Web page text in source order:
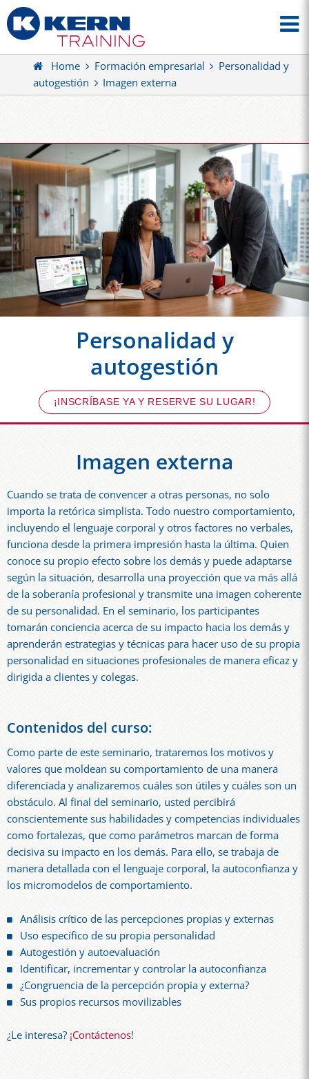
Home Formación empresarial
Personalidad y
autogestión
Imagen externa
Personalidad y
autogestión
¡INSCRÍBASE YA Y RESERVE SU LUGAR!
Imagen externa
Cuando se trata de convencer a otras personas, no solo
importa la retórica simplista. Todo nuestro comportamiento,
incluyendo el lenguaje corporal y otros factores no verbales,
funciona desde la primera impresión hasta la última. Quien
conoce su propio efecto sobre los demás y puede adaptarse
según la situación, desarrolla una proyección que va más allá
de la soberanía profesional y transmite una imagen coherente
de su personalidad. En el seminario, los participantes
tomarán conciencia acerca de su impacto hacia los demás y
aprenderán estrategias y técnicas para hacer uso de su propia
personalidad en situaciones profesionales de manera eficaz y
dirigida a clientes y colegas.
Contenidos del curso:
Como parte de este seminario, trataremos los motivos y
valores que moldean su comportamiento de una manera
diferenciada y analizaremos cuáles son útiles y cuáles son un
obstáculo. Al final del seminario, usted percibirá
conscientemente sus habilidades y competencias individuales
como fortalezas, que como parámetros marcan de forma
decisiva su impacto en los demás. Para ello, se trabaja de
manera detallada con el lenguaje corporal, la autoconfianza y
los micromodelos de comportamiento.
Análisis crítico de las percepciones propias y externas
Uso específico de su propia personalidad
Autogestión y autoevaluación
Identificar, incrementar y controlar la autoconfianza
¿Congruencia de la percepción propia y externa?
Sus propios recursos movilizables
¿Le interesa? ¡Contáctenos!